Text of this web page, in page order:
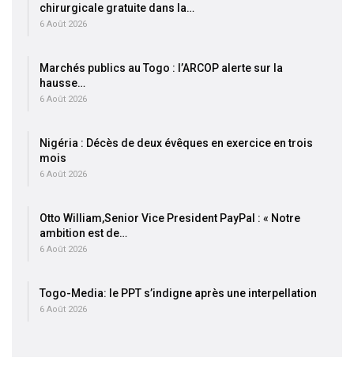
chirurgicale gratuite dans la…
6 Août 2026
Marchés publics au Togo : l’ARCOP alerte sur la
hausse…
6 Août 2026
Nigéria : Décès de deux évêques en exercice en trois
mois
6 Août 2026
Otto William,Senior Vice President PayPal : « Notre
ambition est de…
6 Août 2026
Togo-Media: le PPT s’indigne après une interpellation
6 Août 2026